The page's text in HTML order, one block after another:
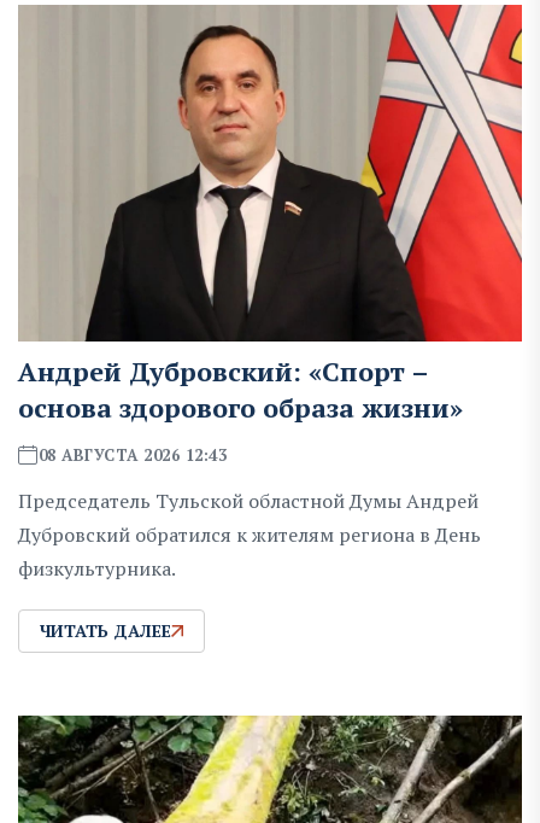
Андрей Дубровский: «Спорт –
основа здорового образа жизни»
08 АВГУСТА 2026 12:43
Председатель Тульской областной Думы Андрей
Дубровский обратился к жителям региона в День
физкультурника.
ЧИТАТЬ ДАЛЕЕ